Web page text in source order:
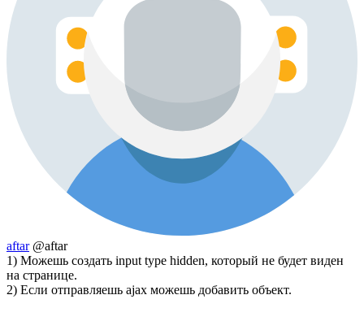
aftar @aftar
1) Можешь создать input type hidden, который не будет виден
на странице.
2) Если отправляешь ajax можешь добавить объект.